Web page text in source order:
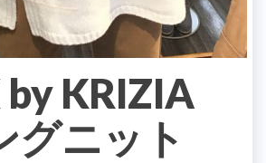
by KRIZIA
グニット